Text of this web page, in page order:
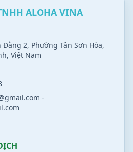
ALOHA VINA
Đằng 2, Phường Tân Sơn Hòa,
Việt Nam
-